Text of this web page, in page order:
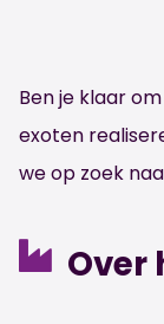
Ben je klaar
exoten
we op zoek
Over